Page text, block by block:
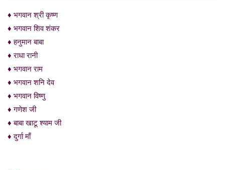
♦ भगवान श्री कृष्ण
♦ भगवान शिव शंकर
♦ हनुमान बाबा
♦ राधा रानी
♦ भगवान राम
♦ भगवान शनि देव
♦ भगवान विष्णु
♦ गणेश जी
♦ बाबा खाटू श्याम जी
♦ दुर्गा माँ